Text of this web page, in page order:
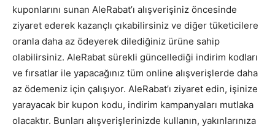
kuponlarını sunan AleRabat’ı alışverişiniz öncesinde
ziyaret ederek kazançlı çıkabilirsiniz ve diğer tüketicilere
oranla daha az ödeyerek dilediğiniz ürüne sahip
olabilirsiniz. AleRabat sürekli güncellediği indirim kodları
ve fırsatlar ile yapacağınız tüm online alışverişlerde daha
az ödemeniz için çalışıyor. AleRabat’ı ziyaret edin, işinize
yarayacak bir kupon kodu, indirim kampanyaları mutlaka
olacaktır. Bunları alışverişlerinizde kullanın, yakınlarınıza